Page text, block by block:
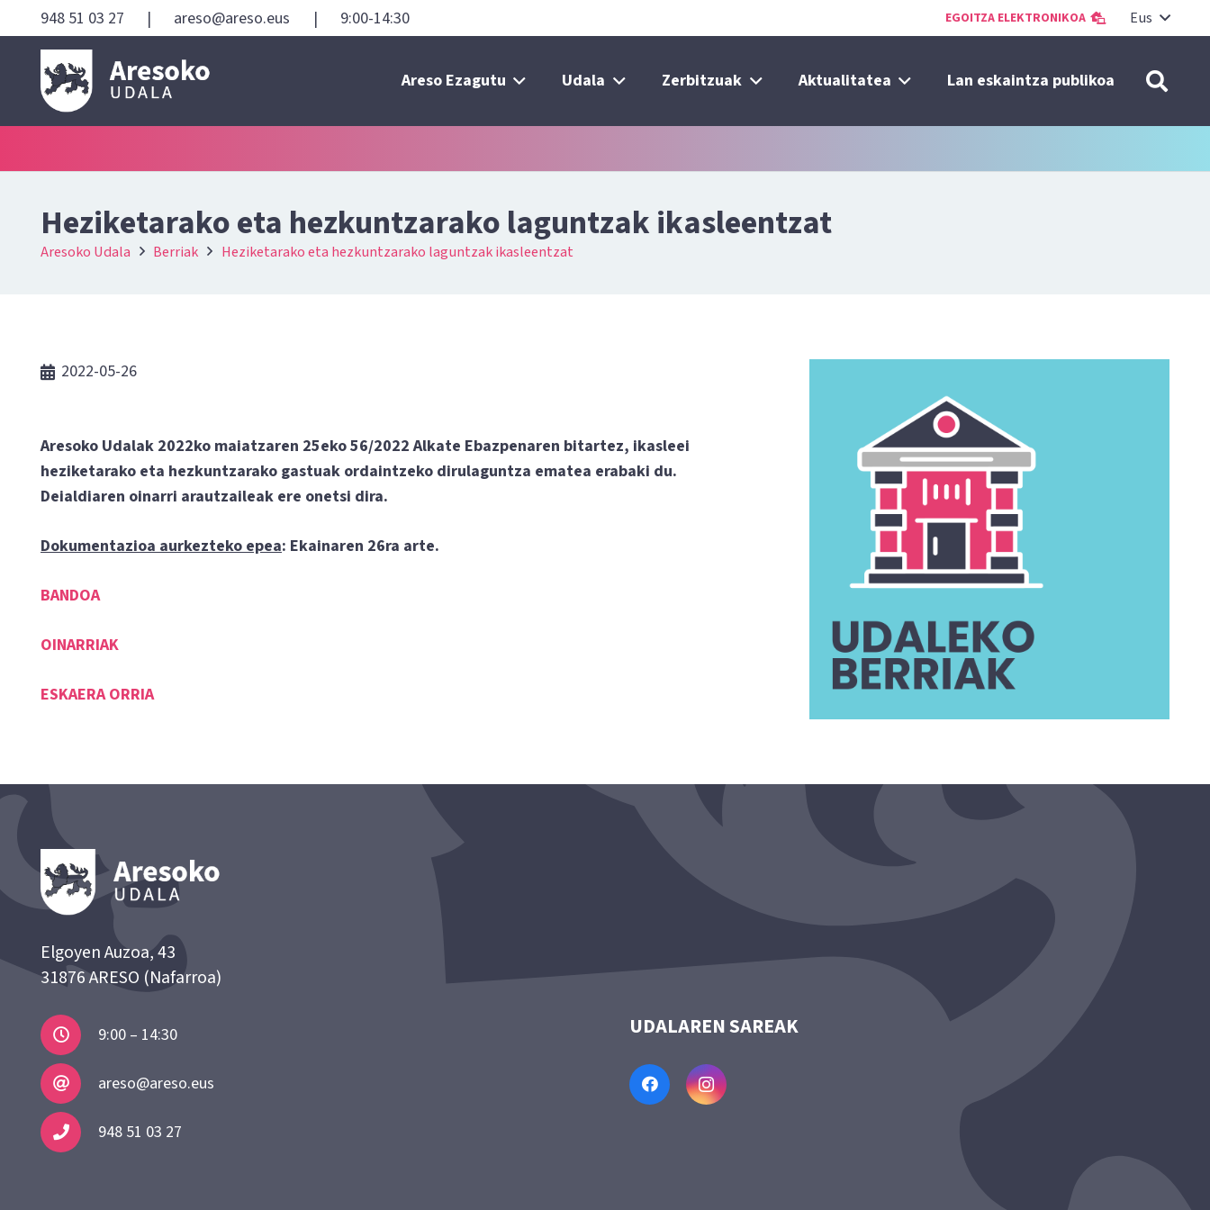
948 51 03 27 | areso@areso.eus | 9:00-14:30 EGOITZA ELEKTRONIKOA Eus
Areso Ezagutu Udala Zerbitzuak Aktualitatea Lan eskaintza publikoa
Heziketarako eta hezkuntzarako laguntzak ikasleentzat
Aresoko Udala Berriak Heziketarako eta hezkuntzarako laguntzak ikasleentzat
2022-05-26
Aresoko Udalak 2022ko maiatzaren 25eko 56/2022 Alkate Ebazpenaren bitartez, ikasleei
heziketarako eta hezkuntzarako gastuak ordaintzeko dirulaguntza ematea erabaki du.
Deialdiaren oinarri arautzaileak ere onetsi dira.
Dokumentazioa aurkezteko epea: Ekainaren 26ra arte.
BANDOA
OINARRIAK
ESKAERA ORRIA
Elgoyen Auzoa, 43
31876 ARESO (Nafarroa)
9:00 – 14:30
areso@areso.eus
948 51 03 27
UDALAREN SAREAK